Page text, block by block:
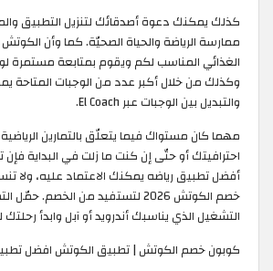
كذلك يمكنك دعوة أصدقائك لتنزيل التطبيق
ممارسة الرياضة والحياة الصحيّة. كما وأن
الغذائي المناسب لكم ويقوم بمتابعة مستمرة
وكذلك من خلال أكبر عدد من الوجبات المتاحة
والتبديل بين الوجبات عبر El Coach.
مهما كان مستواك فيما يتعلّق بالتمارين
احترافيتك أو حتّى إن كنت ما زلت في البداية
أفضل تطبيق رياضه يمكنك الاعتماد عليه، ولا
خصم الكوتش 2026 لتستفيد من الخصم.
التشغيل الذي يناسبك أندرويد أو آبل وابدأ رحلتك
كوبون خصم الكوتش | تطبيق الكوتش افضل تطبيق